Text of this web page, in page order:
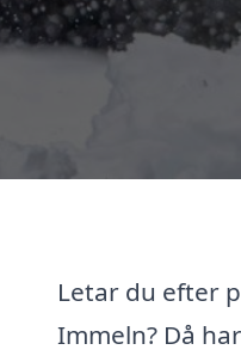
Letar du efter
Immeln? Då